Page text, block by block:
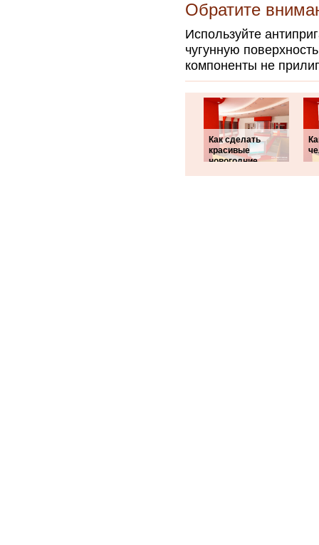
Обратите
Используйте
чугунную
компоненты не
Как сделать
красивые
новогодние